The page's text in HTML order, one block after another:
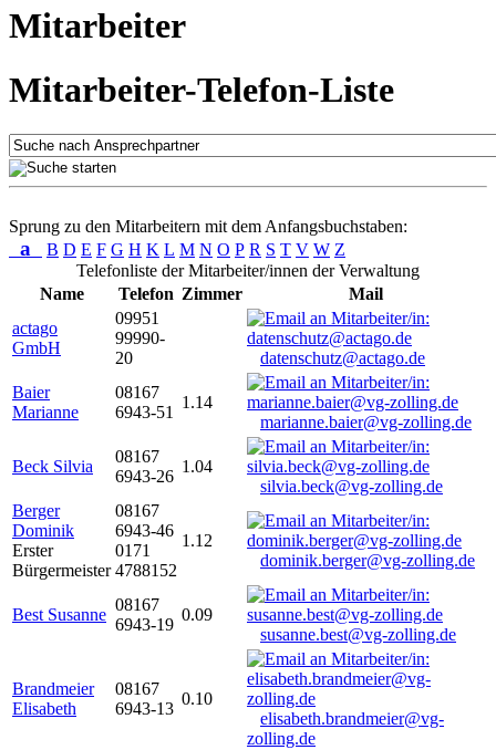
Mitarbeiter
Mitarbeiter-Telefon-Liste
Sprung zu den Mitarbeitern mit dem Anfangsbuchstaben:
a B D E F G H K L M N O P R S T V W Z
Telefonliste der Mitarbeiter/innen der Verwaltung
Name
Telefon Zimmer
Mail
actago
GmbH
09951
99990-
20
datenschutz@actago.de
Baier
Marianne
08167
6943-51
1.14
marianne.baier@vg-zolling.de
Beck Silvia
08167
6943-26
1.04
silvia.beck@vg-zolling.de
Berger
Dominik
Erster
Bürgermeister
08167
6943-46
0171
4788152
1.12
dominik.berger@vg-zolling.de
Best Susanne
08167
6943-19
0.09
susanne.best@vg-zolling.de
Brandmeier
Elisabeth
08167
6943-13
0.10
elisabeth.brandmeier@vg-
zolling.de